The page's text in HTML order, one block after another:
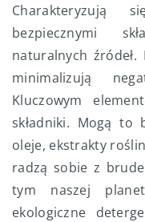
Charakteryzują
bezpiecznymi
naturalnych
minimalizują
Kluczowym
składniki. Mogą to
oleje, ekstrakty
radzą sobie z
tym naszej
ekologiczne